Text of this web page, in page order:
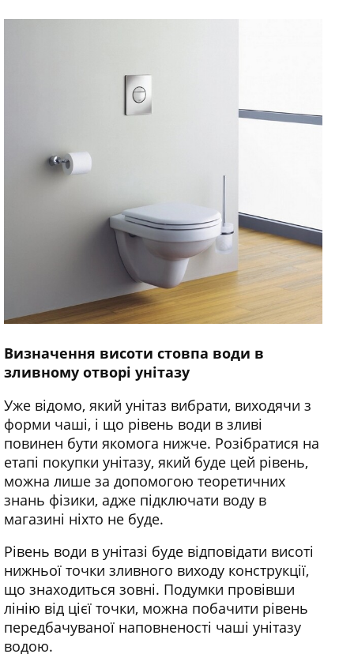
Визначення висоти стовпа води в
зливному отворі унітазу
Уже відомо, який унітаз вибрати, виходячи з
форми чаші, і що рівень води в зливі
повинен бути якомога нижче. Розібратися на
етапі покупки унітазу, який буде цей рівень,
можна лише за допомогою теоретичних
знань фізики, адже підключати воду в
магазині ніхто не буде.
Рівень води в унітазі буде відповідати висоті
нижньої точки зливного виходу конструкції,
що знаходиться зовні. Подумки провівши
лінію від цієї точки, можна побачити рівень
передбачуваної наповненості чаші унітазу
водою.